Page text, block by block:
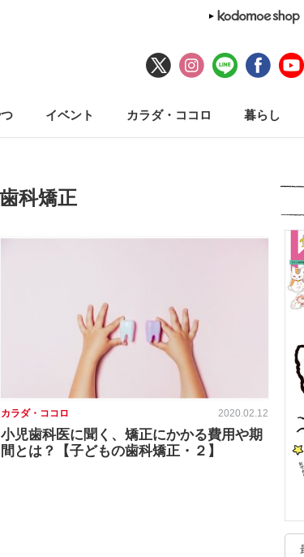
イベント カラダ・ココロ 暮らし
科矯正
カラダ・ココロ 2020.02.12
小児歯科医に聞く、矯正にかかる費用や期
間とは？【子どもの歯科矯正・２】